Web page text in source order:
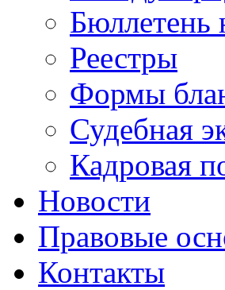
Бюллетень
Реестры
Формы
Судебная
Кадровая
Новости
Правовые
Контакты